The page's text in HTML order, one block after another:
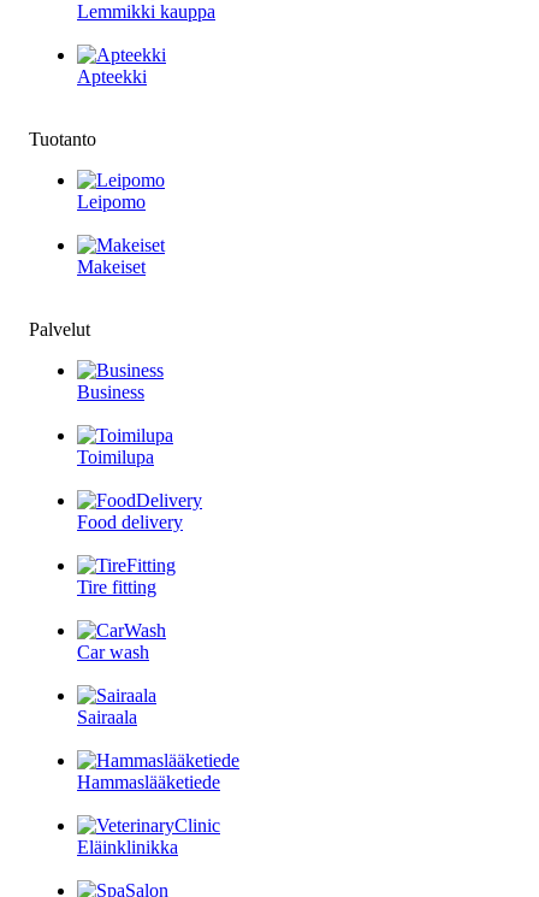
Lemmikki kauppa
Apteekki
Tuotanto
Leipomo
Makeiset
Palvelut
Business
Toimilupa
Food delivery
Tire fitting
Car wash
Sairaala
Hammaslääketiede
Eläinklinikka